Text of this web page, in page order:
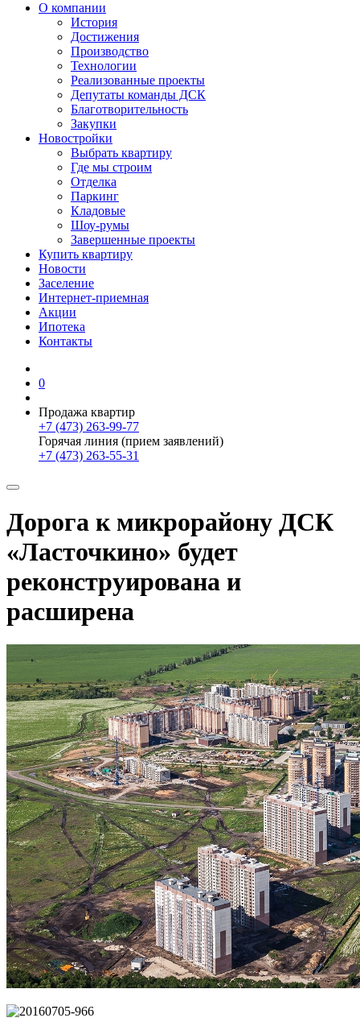
О компании
История
Достижения
Производство
Технологии
Реализованные проекты
Депутаты команды ДСК
Благотворительность
Закупки
Новостройки
Выбрать квартиру
Где мы строим
Отделка
Паркинг
Кладовые
Шоу-румы
Завершенные проекты
Купить квартиру
Новости
Заселение
Интернет-приемная
Акции
Ипотека
Контакты
0
Продажа квартир
+7 (473) 263-99-77
Горячая линия (прием заявлений)
+7 (473) 263-55-31
Дорога к микрорайону ДСК
«Ласточкино» будет
реконструирована и
расширена